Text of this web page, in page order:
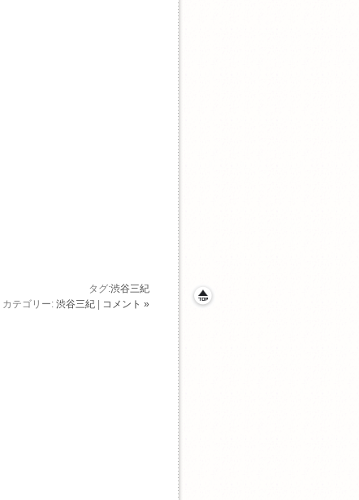
タグ:渋谷三紀
カテゴリー: 渋谷三紀 | コメント »